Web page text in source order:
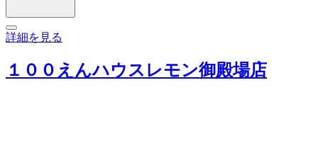
詳細を見る
１００えんハウスレモン御殿場店